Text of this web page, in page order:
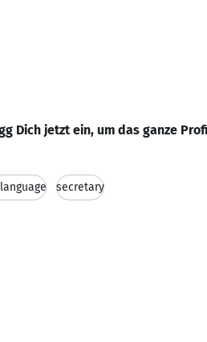
Dich jetzt ein, um das ganze
secretary